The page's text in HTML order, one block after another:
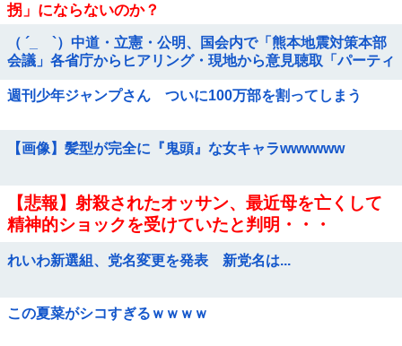
拐」にならないのか？
（ ´_ゝ`）中道・立憲・公明、国会内で「熊本地震対策本部
会議」各省庁からヒアリング・現地から意見聴取「パーティ
週刊少年ジャンプさん ついに100万部を割ってしまう
【画像】髪型が完全に『鬼頭』な女キャラwwwwww
【悲報】射殺されたオッサン、最近母を亡くして
精神的ショックを受けていたと判明・・・
れいわ新選組、党名変更を発表 新党名は...
この夏菜がシコすぎるｗｗｗｗ